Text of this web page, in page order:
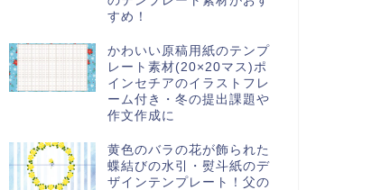
すめ！
かわいい原稿用紙のテンプ
レート素材(20×20マス)ポ
インセチアのイラストフレ
ーム付き・冬の提出課題や
作文作成に
黄色のバラの花が飾られた
蝶結びの水引・熨斗紙のデ
ザインテンプレート！父の